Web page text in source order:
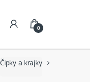
0
Čipky a krajky